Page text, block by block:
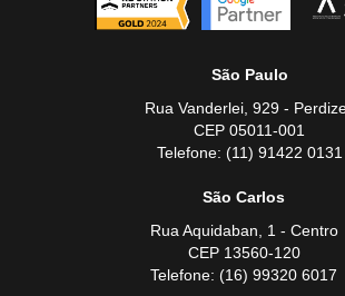
São Paulo
Rua Vanderlei, 929 -
CEP 05011-001
Telefone: (11) 91422 0131
São Carlos
Rua Aquidaban, 1 - Centro
CEP 13560-120
Telefone: (16) 99320 6017